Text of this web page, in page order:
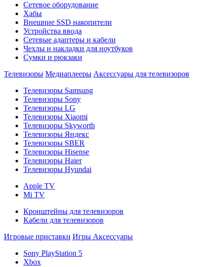
Сетевое оборудование
Хабы
Внешние SSD накопители
Устройства ввода
Сетевые адаптеры и кабели
Чехлы и накладки для ноутбуков
Сумки и рюкзаки
Телевизоры Медиаплееры Аксессуары для телевизоров
Телевизоры Samsung
Телевизоры Sony
Телевизоры LG
Телевизоры Xiaomi
Телевизоры Skyworth
Телевизоры Яндекс
Телевизоры SBER
Телевизоры Hisense
Телевизоры Haier
Телевизоры Hyundai
Apple TV
Mi TV
Кронштейны для телевизоров
Кабели для телевизоров
Игровые приставки Игры Аксессуары
Sony PlayStation 5
Xbox